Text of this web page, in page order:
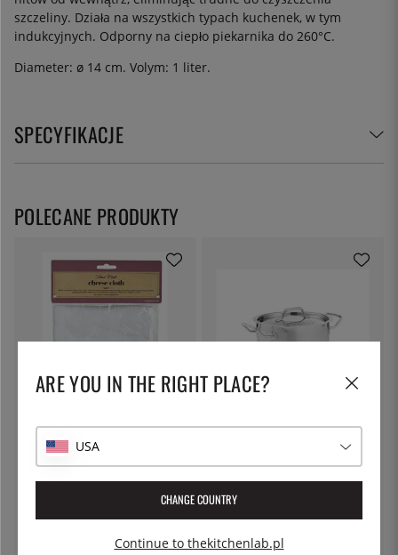
szczeliny. Działa na wszystkich typach kuchenek, w tym
indukcyjnych. Odporny na ciepło piekarnika do 260°C.
Diameter: ø 14 cm. Volym: 1 liter.
SPECYFIKACJE
Płótno do sera, do odciskania -
Kitchen Craft
30 zł
Garnek do makaronu z pokrywką
227 zł
POLECANE PRODUKTY
ARE YOU IN THE RIGHT PLACE?
USA
CHANGE COUNTRY
Continue to thekitchenlab.pl